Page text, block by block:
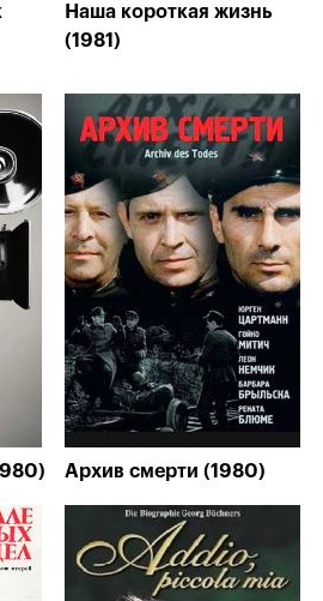
Наша короткая жизнь
(1981)
Архив смерти (1980)